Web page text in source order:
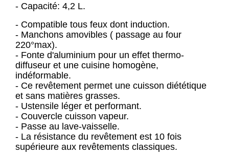
- Capacité: 4,2 L.
- Compatible tous feux dont induction.
- Manchons amovibles ( passage au four
220°max).
- Fonte d'aluminium pour un effet thermo-
diffuseur et une cuisine homogène,
indéformable.
- Ce revêtement permet une cuisson diététique
et sans matières grasses.
- Ustensile léger et performant.
- Couvercle cuisson vapeur.
- Passe au lave-vaisselle.
- La résistance du revêtement est 10 fois
supérieure aux revêtements classiques.